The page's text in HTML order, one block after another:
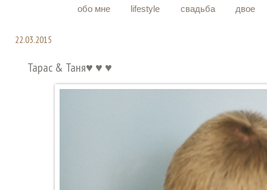
обо мне lifestyle свадьба двое
22.03.2015
Тарас & Таня♥ ♥ ♥